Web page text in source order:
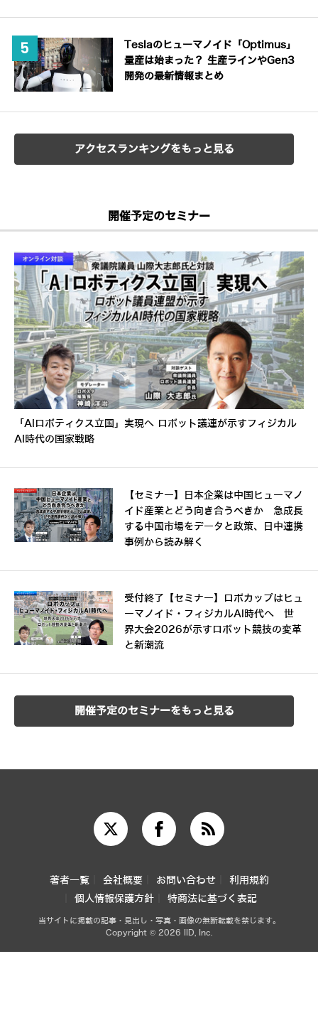
Teslaのヒューマノイド「Optimus」
量産は始まった？ 生産ラインやGen3
開発の最新情報まとめ
アクセスランキングをもっと見る
開催予定のセミナー
「AIロボティクス立国」実現へ ロボット議連が示すフィジカル
AI時代の国家戦略
【セミナー】日本企業は中国ヒューマノ
イド産業とどう向き合うべきか 急成長
する中国市場をデータと政策、日中連携
事例から読み解く
受付終了【セミナー】ロボカップはヒュ
ーマノイド・フィジカルAI時代へ 世
界大会2026が示すロボット競技の変革
と新潮流
開催予定のセミナーをもっと見る
著者一覧 会社概要 お問い合わせ
利用規約
個人情報保護方針
特商法に基づく表記
当サイトに掲載の記事・見出し・写真・画像の無断転載を禁じます。
Copyright © 2026 IID, Inc.